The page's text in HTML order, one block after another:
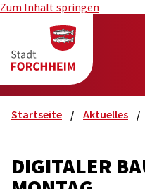
Zum Inhalt springen
Startseite Aktuelles
DIGITALER